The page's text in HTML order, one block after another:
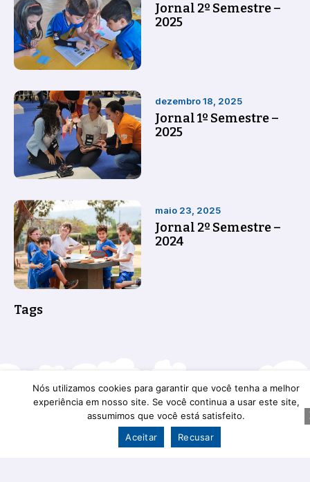
Jornal 2º Semestre –
2025
Jornal 1º Semestre –
2025
dezembro 18, 2025
Jornal 2º Semestre –
2024
maio 23, 2025
Tags
Uma proposta de colégio inovador
para o futuro do seu filho
Nós utilizamos cookies para garantir que você tenha a melhor
experiência em nosso site. Se você continua a usar este site,
assumimos que você está satisfeito.
Aceitar
Recusar